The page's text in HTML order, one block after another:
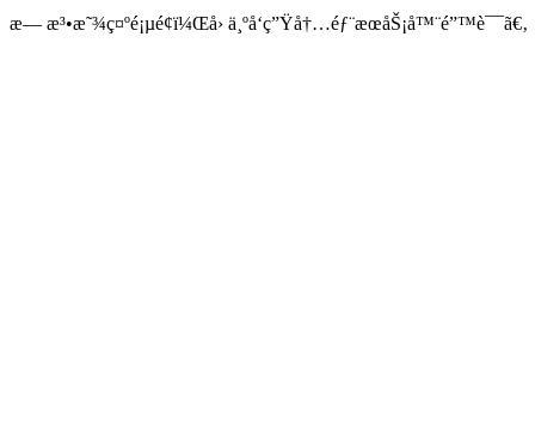
æ— æ³•æ˜¾ç¤ºé¡µé¢ï¼Œå› ä¸ºå‘ç”Ÿå†…éƒ¨æœåŠ¡å™¨é”™è¯¯ã€‚